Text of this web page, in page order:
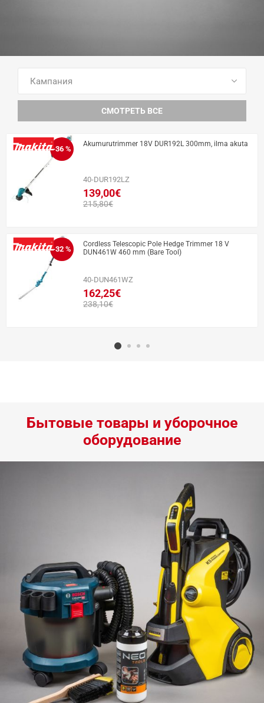
ПОСМОТРЕТЬ ВСЕ ТОВАРЫ
СМОТРЕТЬ ВСЕ
-36 %
Akumurutrimmer 18V DUR192L 300mm, ilma akuta
40-DUR192LZ
139,00€
215,80€
-32 %
Cordless Telescopic Pole Hedge Trimmer 18 V
DUN461W 460 mm (Bare Tool)
40-DUN461WZ
162,25€
238,10€
Бытовые товары и уборочное
оборудование